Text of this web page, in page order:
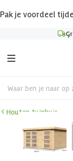
Pak je voordeel
Waar ben je naar op
Houten tuinhuis